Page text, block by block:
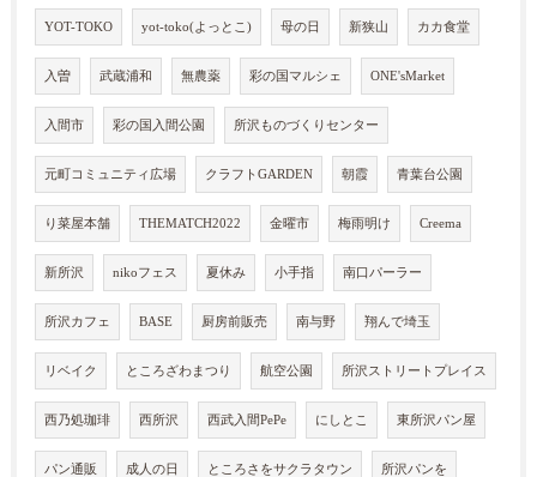
YOT-TOKO yot-toko(よっとこ) 母の日 新狭山 カカ食堂
入曽 武蔵浦和 無農薬 彩の国マルシェ ONE'sMarket
入間市 彩の国入間公園 所沢ものづくりセンター
元町コミュニティ広場 クラフトGARDEN 朝霞 青葉台公園
り菜屋本舗 THEMATCH2022 金曜市 梅雨明け Creema
新所沢 nikoフェス 夏休み 小手指 南口パーラー
所沢カフェ BASE 厨房前販売 南与野 翔んで埼玉
リベイク ところざわまつり 航空公園 所沢ストリートプレイス
西乃処珈琲 西所沢 西武入間PePe にしとこ 東所沢パン屋
パン通販 成人の日 ところさをサクラタウン 所沢パンを